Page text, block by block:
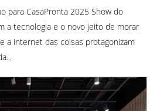
para CasaPronta 2025 Show do
a tecnologia e o novo jeito de morar
a internet das coisas protagonizam